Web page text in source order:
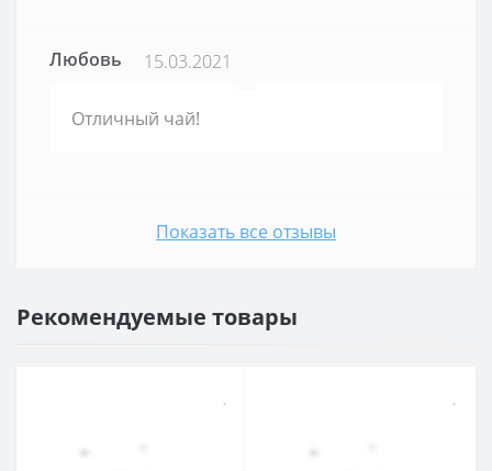
Любовь 15.03.2021
Отличный чай!
Показать все отзывы
Рекомендуемые товары